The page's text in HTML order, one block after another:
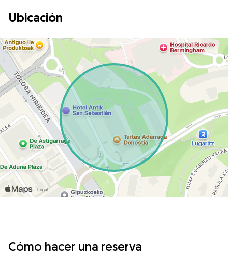
Ubicación
Cómo hacer una reserva